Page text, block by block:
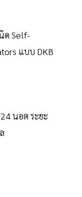
ด Self-
แบบ DKB
นอต ระยะ